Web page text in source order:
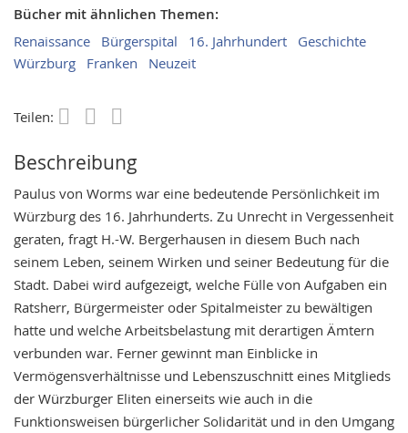
Bücher mit ähnlichen Themen:
Renaissance Bürgerspital 16. Jahrhundert
Geschichte
Würzburg
Franken Neuzeit
Teilen:
Beschreibung
Paulus von Worms war eine bedeutende Persönlichkeit im
Würzburg des 16. Jahrhunderts. Zu Unrecht in Vergessenheit
geraten, fragt H.-W. Bergerhausen in diesem Buch nach
seinem Leben, seinem Wirken und seiner Bedeutung für die
Stadt. Dabei wird aufgezeigt, welche Fülle von Aufgaben ein
Ratsherr, Bürgermeister oder Spitalmeister zu bewältigen
hatte und welche Arbeitsbelastung mit derartigen Ämtern
verbunden war. Ferner gewinnt man Einblicke in
Vermögensverhältnisse und Lebenszuschnitt eines Mitglieds
der Würzburger Eliten einerseits wie auch in die
Funktionsweisen bürgerlicher Solidarität und in den Umgang